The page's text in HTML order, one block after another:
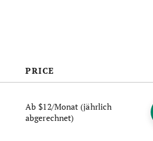
PRICE
Ab $12/Monat (jährlich
abgerechnet)